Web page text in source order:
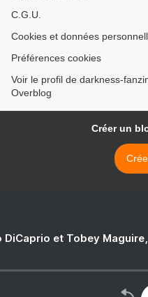
C.G.U.
Cookies et données
Préférences cookies
Voir le profil de darkness-
Overblog
Créer un
DiCaprio et Tobey